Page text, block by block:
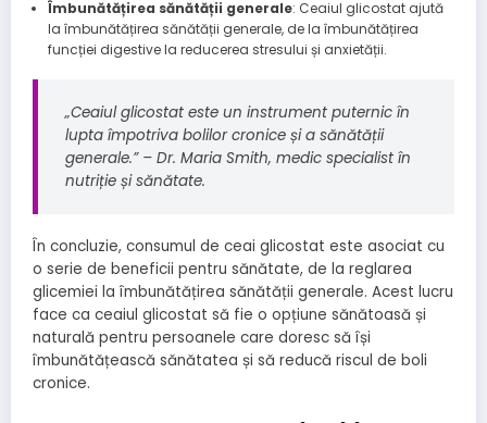
Îmbunătățirea sănătății generale: Ceaiul glicostat ajută
la îmbunătățirea sănătății generale, de la îmbunătățirea
funcției digestive la reducerea stresului și anxietății.
„Ceaiul glicostat este un instrument puternic în
lupta împotriva bolilor cronice și a sănătății
generale.” – Dr. Maria Smith, medic specialist în
nutriție și sănătate.
În concluzie, consumul de ceai glicostat este asociat cu
o serie de beneficii pentru sănătate, de la reglarea
glicemiei la îmbunătățirea sănătății generale. Acest lucru
face ca ceaiul glicostat să fie o opțiune sănătoasă și
naturală pentru persoanele care doresc să își
îmbunătățească sănătatea și să reducă riscul de boli
cronice.